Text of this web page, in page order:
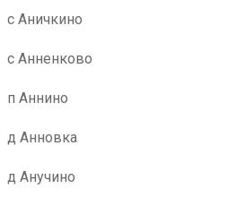
с Аничкино
с Анненково
п Аннино
д Анновка
д Анучино